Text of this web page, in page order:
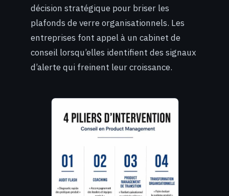
décision stratégique pour briser les
plafonds de verre organisationnels. Les
entreprises font appel à un cabinet de
conseil lorsqu’elles identifient des signaux
d’alerte qui freinent leur croissance.